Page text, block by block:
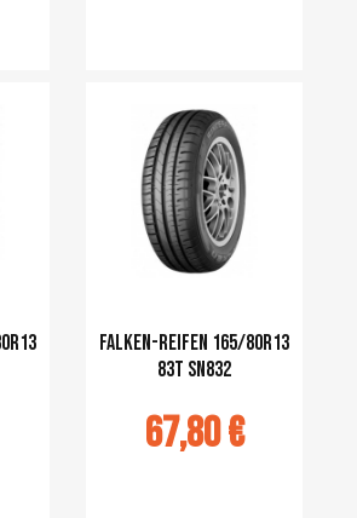
Falken-Reifen 165/80R13
83T SN832
67,80 €